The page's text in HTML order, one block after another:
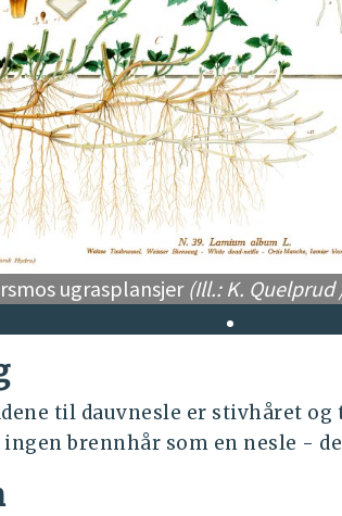
ugrasplansjer(Ill.: K.
til dauvnesle er stivhåret
ingen brennhår som en nesle -